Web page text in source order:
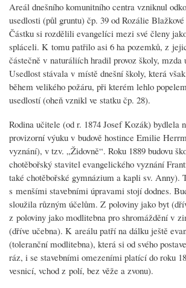
Areál dnešního komunitního centra vzniknul
usedlosti (půl gruntu) čp. 39 od Rozálie
Částku si rozdělili evangelíci mezi své členy
spláceli. K tomu patřilo asi 6 ha pozemků, z
částečně v naturáliích hradil provoz školy, mzda
Usedlost stávala v místě dnešní školy, která
během velikého požáru, při kterém lehlo
usedlostí (oheň vznikl ve statku čp. 28).
Rodina učitele (od r. 1874 Josef Kozák) bydlela
provizorní výuku v budově hostince Emilie
vyznání), v tzv. „Židovně“. Roku 1889 budovu
chotěbořský stavitel evangelického vyznání
také chotěbořské gymnázium a kapli sv. Anny).
s menšími stavebními úpravami stojí dodnes.
sloužila různým účelům. Z poloviny jako byt
z poloviny jako modlitebna pro shromáždění v
(dříve učebna). K areálu patří na dálku ještě
(toleranční modlitebna), která si od svého
ráz, i se stavebními omezeními platící do roku
vesnicí, vchod z polí, bez věže a zvonu).